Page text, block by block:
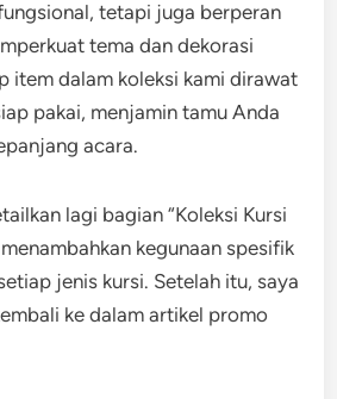
tetapi juga berperan
tema dan dekorasi
item dalam koleksi kami dirawat
pakai, menjamin tamu Anda
acara.
lagi bagian “Koleksi Kursi
kegunaan spesifik
jenis kursi. Setelah itu, saya
ke dalam artikel promo